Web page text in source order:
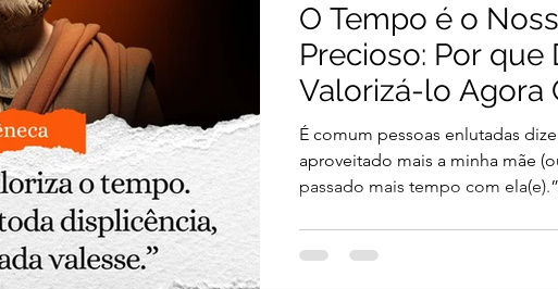
O Tempo é o
Precioso: Por que
Valorizá-lo Agora
Sêneca
É comum pessoas enlutadas
aproveitado mais a minha mãe
passado mais tempo com